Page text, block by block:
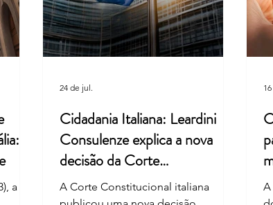
retirou
nacional
Itália Retoma o Ritmo Após
Férias de Verão
o
a
Cidadania Italiana: Leardini
Consulenze explica a nova
decisão da Corte
Constitucional
A Corte Constitucional italiana
24 de jul.
A